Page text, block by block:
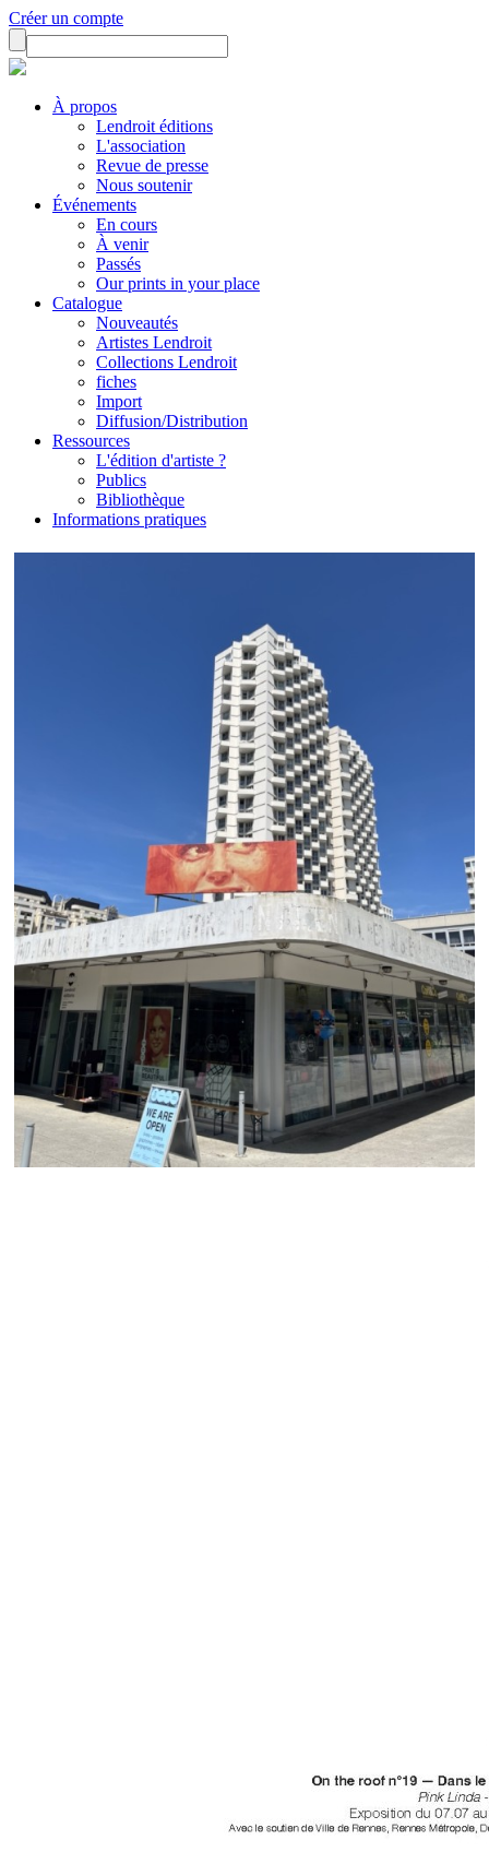
Créer un compte
À propos
Lendroit éditions
L'association
Revue de presse
Nous soutenir
Événements
En cours
À venir
Passés
Our prints in your place
Catalogue
Nouveautés
Artistes Lendroit
Collections Lendroit
fiches
Import
Diffusion/Distribution
Ressources
L'édition d'artiste ?
Publics
Bibliothèque
Informations pratiques